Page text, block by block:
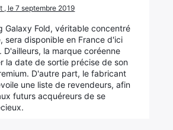
, le 7 septembre 2019
Galaxy Fold, véritable concentré
sera disponible en France d'ici
D'ailleurs, la marque coréenne
la date de sortie précise de son
D'autre part, le fabricant
une liste de revendeurs, afin
futurs acquéreurs de se